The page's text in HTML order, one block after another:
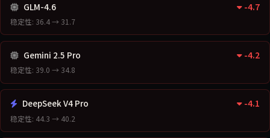
GLM-4.6 -4.7
稳定性: 36.4 → 31.7
Gemini 2.5 Pro -4.2
稳定性: 39.0 → 34.8
DeepSeek V4 Pro -4.1
稳定性: 44.3 → 40.2